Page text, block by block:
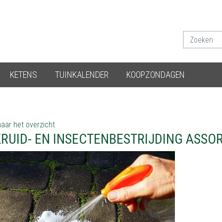
KETENS TUINKALENDER KOOPZONDAGEN
het overzicht
EN INSECTENBESTRIJDING